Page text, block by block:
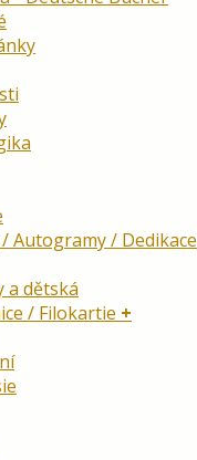
Autogramy / Dedikace
a dětská
/ Filokartie